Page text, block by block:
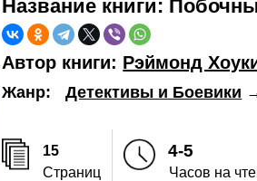
Название книги:
Автор книги: Рэймонд
Жанр: Детективы и Боевики
15
Страниц
4-5
Часов на